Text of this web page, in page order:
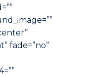
fade=”no”